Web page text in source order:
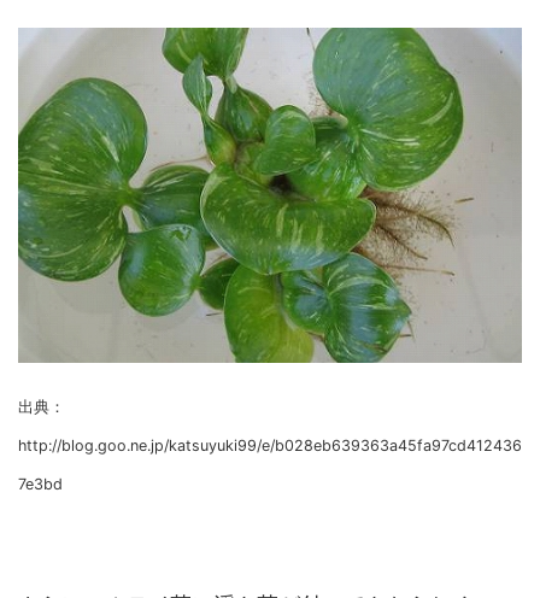
出典：
http://blog.goo.ne.jp/katsuyuki99/e/b028eb639363a45fa97cd412436
7e3bd